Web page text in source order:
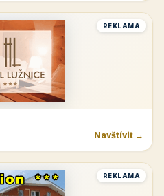
REKLAMA
Navštívit →
REKLAMA